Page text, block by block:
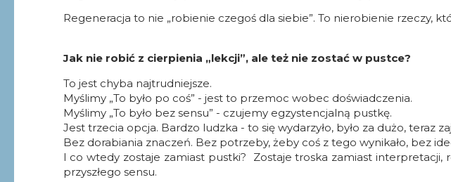
Regeneracja to nie „robienie czegoś dla siebie”. To nierobienie rzeczy,
Jak nie robić z cierpienia „lekcji”, ale też nie zostać w pustce?
To jest chyba najtrudniejsze.
Myślimy „To było po coś” - jest to przemoc wobec doświadczenia.
Myślimy „To było bez sensu” - czujemy egzystencjalną pustkę.
Jest trzecia opcja. Bardzo ludzka - to się wydarzyło, było za dużo, teraz
Bez dorabiania znaczeń. Bez potrzeby, żeby coś z tego wynikało, bez
I co wtedy zostaje zamiast pustki? Zostaje troska zamiast interpretacji,
przyszłego sensu.